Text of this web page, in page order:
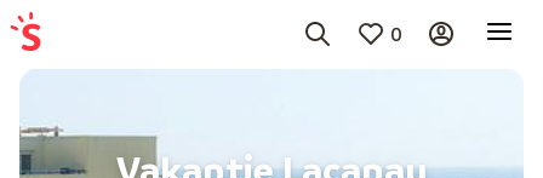
0
Vakantie Lacanau